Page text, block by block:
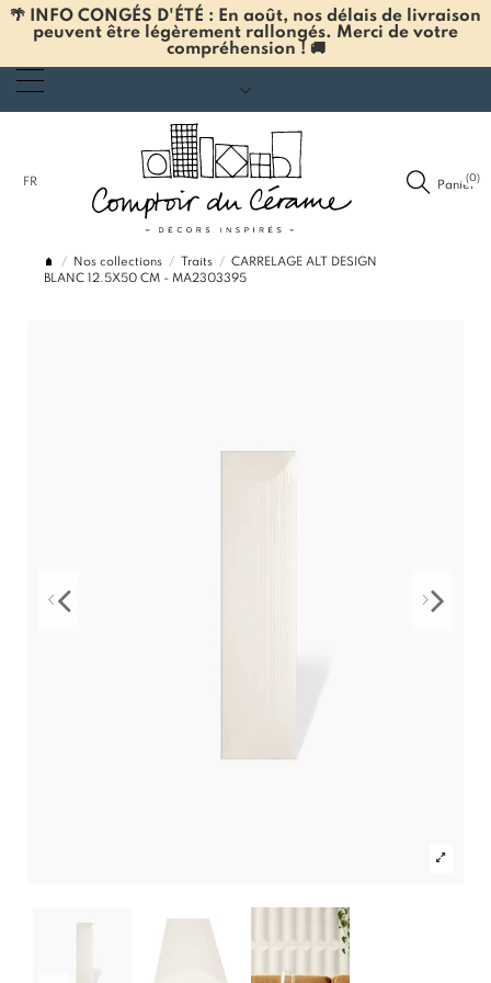
🌴 INFO CONGÉS D'ÉTÉ : En août, nos délais de livraison
peuvent être légèrement rallongés. Merci de votre
compréhension ! 🚚
FR Panier
(0)
Nos collections Traits
CARRELAGE ALT DESIGN
BLANC 12.5X50 CM - MA2303395